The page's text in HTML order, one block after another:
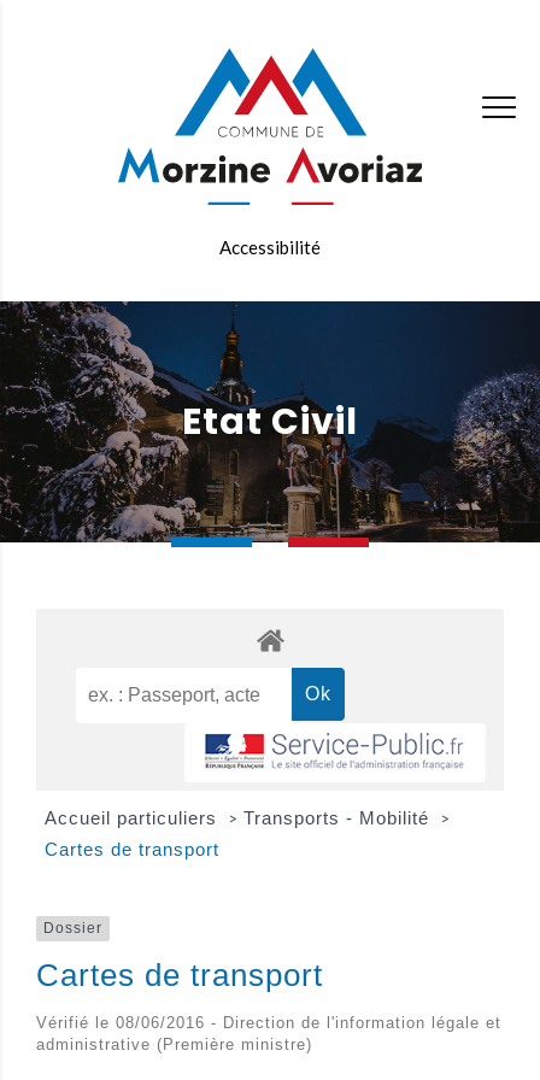
Accessibilité
Etat Civil
Accueil particuliers > Transports - Mobilité >
Cartes de transport
Dossier
Cartes de transport
Vérifié le 08/06/2016 - Direction de l'information légale et
administrative (Première ministre)